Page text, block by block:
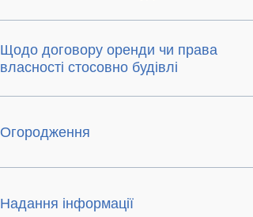
Щодо договору оренди чи права
власності стосовно будівлі
Огородження
Надання інформації